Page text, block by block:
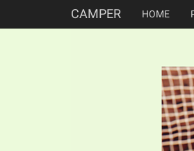
CAMPER HOME